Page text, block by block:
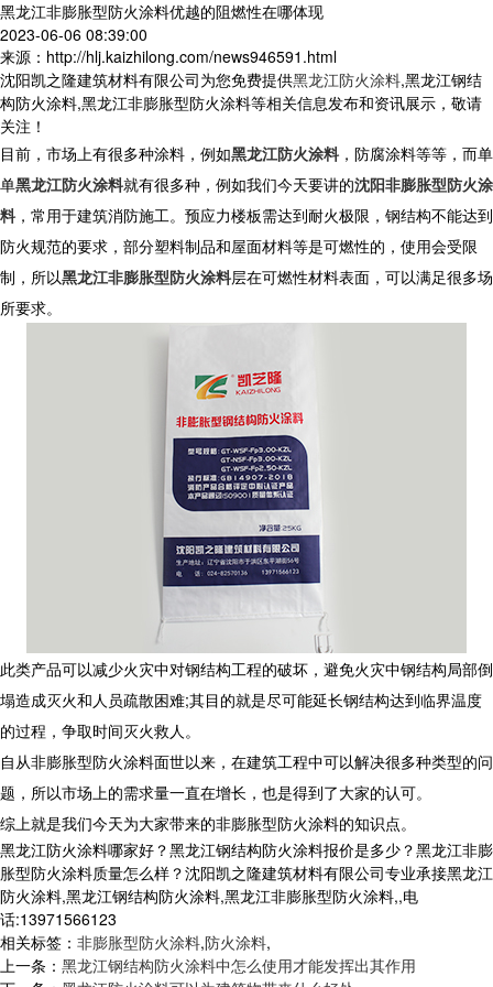
黑龙江非膨胀型防火涂料优越的阻燃性在哪体现
2023-06-06 08:39:00
来源：http://hlj.kaizhilong.com/news946591.html
沈阳凯之隆建筑材料有限公司为您免费提供黑龙江防火涂料,黑龙江钢结
构防火涂料,黑龙江非膨胀型防火涂料等相关信息发布和资讯展示，敬请
关注！
目前，市场上有很多种涂料，例如黑龙江防火涂料 ，防腐涂料等等，而单
单黑龙江防火涂料就有很多种，例如我们今天要讲的沈阳非膨胀型防火涂
料 ，常用于建筑消防施工。预应力楼板需达到耐火极限，钢结构不能达到
防火规范的要求，部分塑料制品和屋面材料等是可燃性的，使用会受限
制，所以黑龙江非膨胀型防火涂料层在可燃性材料表面，可以满足很多场
所要求。
此类产品可以减少火灾中对钢结构工程的破坏，避免火灾中钢结构局部倒
塌造成灭火和人员疏散困难;其目的就是尽可能延长钢结构达到临界温度
的过程，争取时间灭火救人。
自从非膨胀型防火涂料面世以来，在建筑工程中可以解决很多种类型的问
题，所以市场上的需求量一直在增长，也是得到了大家的认可。
综上就是我们今天为大家带来的非膨胀型防火涂料的知识点。
黑龙江防火涂料哪家好？黑龙江钢结构防火涂料报价是多少？黑龙江非膨
胀型防火涂料质量怎么样？沈阳凯之隆建筑材料有限公司专业承接黑龙江
防火涂料,黑龙江钢结构防火涂料,黑龙江非膨胀型防火涂料,,电
话:13971566123
相关标签： 非膨胀型防火涂料,防火涂料,
上一条： 黑龙江钢结构防火涂料中怎么使用才能发挥出其作用